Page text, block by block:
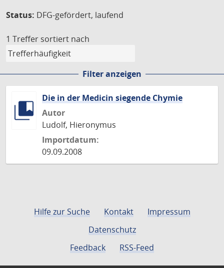
Status: DFG-gefördert, laufend
1 Treffer sortiert nach
Filter anzeigen
Die in der Medicin siegende Chymie
Autor
Ludolf, Hieronymus
Importdatum:
09.09.2008
Hilfe zur Suche Kontakt
Impressum
Datenschutz
Feedback
RSS-Feed